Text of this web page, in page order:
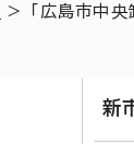
> 「広島市中
新